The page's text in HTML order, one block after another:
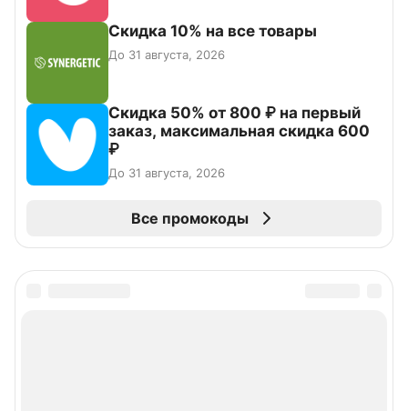
Скидка 10% на все товары
До 31 августа, 2026
Скидка 50% от 800 ₽ на первый
заказ, максимальная скидка 600
₽
До 31 августа, 2026
Все промокоды